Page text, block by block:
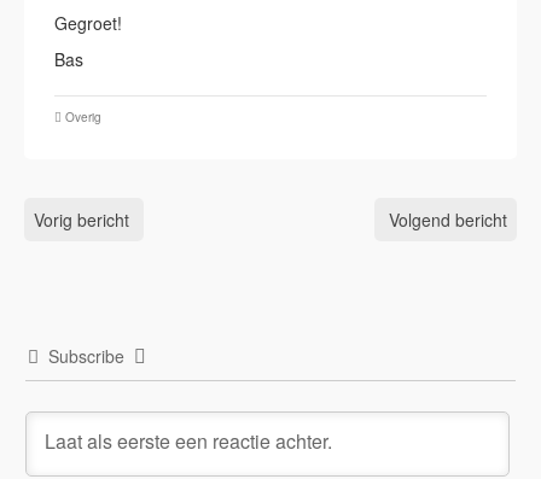
Gegroet!
Bas
Overig
Vorig bericht Volgend bericht
Subscribe